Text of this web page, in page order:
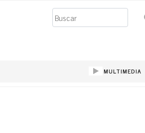
Buscar
MULTIMEDIA